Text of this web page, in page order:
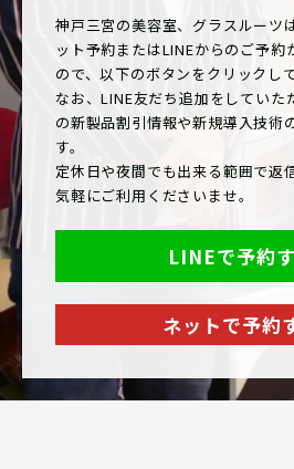
神戸三宮の美容室、グラスルーツ
ット予約またはLINEからのご予約
ので、以下のボタンをクリックし
なお、LINE友だち追加をしていた
の新製品割引情報や新規導入技術
す。
定休日や夜間でも出来る範囲で返
気軽にご利用くださいませ。
LINEで予約
ネットで予約